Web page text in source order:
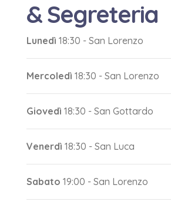
& Segreteria
Lunedì 18:30 - San Lorenzo
Mercoledì 18:30 - San Lorenzo
Giovedì 18:30 - San Gottardo
Venerdì 18:30 - San Luca
Sabato 19:00 - San Lorenzo